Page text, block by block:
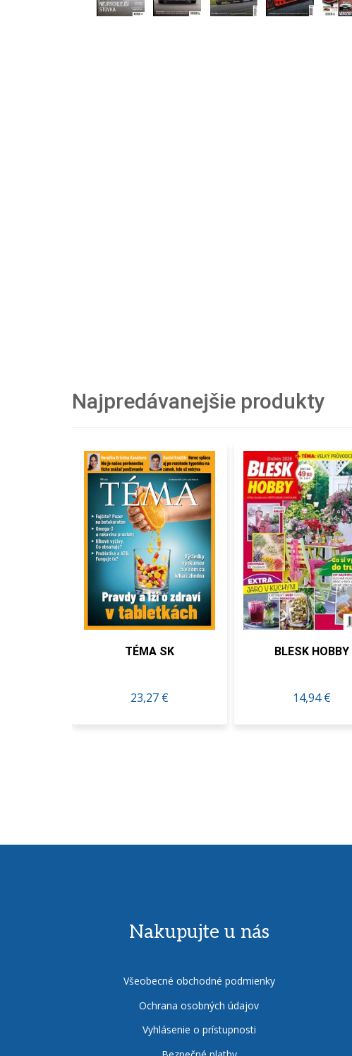
Najpredávanejšie produkty
TÉMA SK
23,27 €
BLESK HOBBY
14,94 €
Nakupujte u nás
Všeobecné obchodné podmienky
Ochrana osobných údajov
Vyhlásenie o prístupnosti